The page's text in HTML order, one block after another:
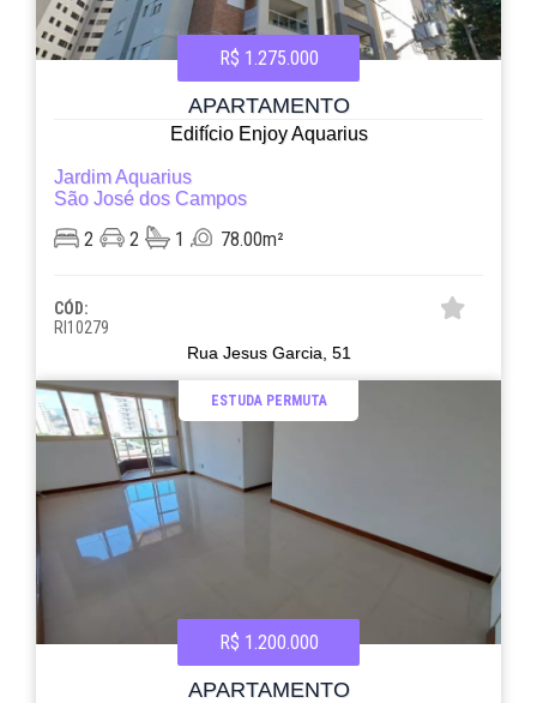
R$ 1.275.000
APARTAMENTO
Edifício Enjoy Aquarius
Jardim Aquarius
São José dos Campos
2 2 1 78.00m²
CÓD:
RI10279
Rua Jesus Garcia, 51
ESTUDA PERMUTA
R$ 1.200.000
APARTAMENTO